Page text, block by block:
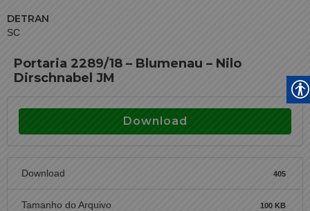
DETRAN
SC
Portaria 2289/18 – Blumenau – Nilo
Dirschnabel JM
Download
Download 405
Tamanho do Arquivo 100 KB